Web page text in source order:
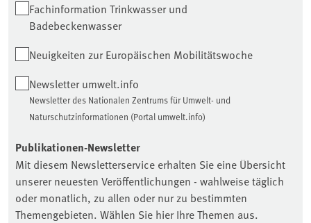
Fachinformation Trinkwasser und
Badebeckenwasser
Neuigkeiten zur Europäischen Mobilitätswoche
Newsletter umwelt.info
Newsletter des Nationalen Zentrums für Umwelt- und
Naturschutzinformationen (Portal umwelt.info)
Publikationen-Newsletter
Mit diesem Newsletterservice erhalten Sie eine Übersicht
unserer neuesten Veröffentlichungen - wahlweise täglich
oder monatlich, zu allen oder nur zu bestimmten
Themengebieten. Wählen Sie hier Ihre Themen aus.